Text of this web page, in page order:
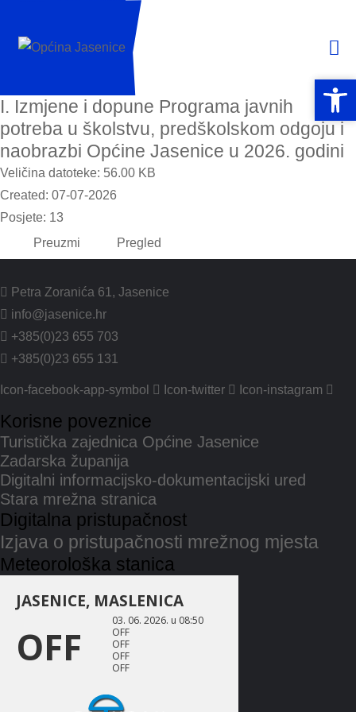
I. Izmjene i dopune Programa javnih
potreba u školstvu, predškolskom odgoju i
naobrazbi Općine Jasenice u 2026. godini
Veličina datoteke: 56.00 KB
Created: 07-07-2026
Posjete: 13
Preuzmi
Pregled
Petra Zoranića 61, Jasenice
info@jasenice.hr
+385(0)23 655 703
+385(0)23 655 131
Icon-facebook-app-symbol Icon-twitter Icon-instagram
Korisne poveznice
Turistička zajednica Općine Jasenice
Zadarska županija
Digitalni informacijsko-dokumentacijski ured
Stara mrežna stranica
Digitalna pristupačnost
Izjava o pristupačnosti mrežnog mjesta
Meteorološka stanica